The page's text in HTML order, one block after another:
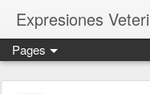
Expresiones
Pages